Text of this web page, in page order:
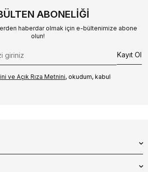
ABONELIĞI
haberdar olmak için e-bültenimize abone
olun!
Kayıt Ol
ve Açık Rıza Metni‌ni, okudum, kabul